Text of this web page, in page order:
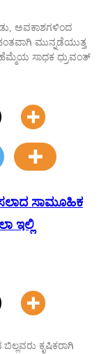
ಅವಕಾಶಗಳಿಂದ
ಮುನ್ನಡೆಯುತ್ತ
ಸಾಧಕ ಧ್ರುವಂತ್
ಸಾಮೂಹಿಕ
ಇಲ್ಲಿ
ಕೃಷಿಕರಾಗಿ